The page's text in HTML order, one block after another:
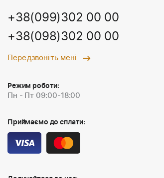
+38(099)302 00 00
+38(098)302 00 00
Передзвоніть мені
Режим роботи:
Пн - Пт 09:00-18:00
Приймаємо до сплати: